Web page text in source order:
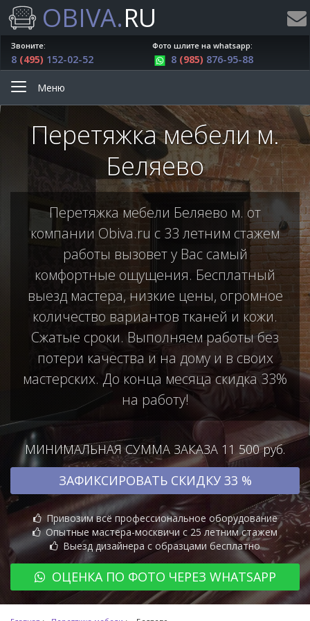
OBIVA.RU
Звоните:
8 (495) 152-02-52
Фото шлите на whatsapp:
8 (985) 876-95-88
Меню
Перетяжка мебели м.
Беляево
Перетяжка мебели Беляево м. от
компании Obiva.ru с 33 летним стажем
работы вызовет у Вас самый
комфортные ощущения. Бесплатный
выезд мастера, низкие цены, огромное
количество вариантов тканей и кожи.
Сжатые сроки. Выполняем работы без
потери качества и на дому и в своих
мастерских. До конца месяца скидка 33%
на работу!
МИНИМАЛЬНАЯ СУММА ЗАКАЗА 11 500 руб.
ЗАФИКСИРОВАТЬ СКИДКУ 33 %
Привозим всё профессиональное оборудование
Опытные мастера-москвичи с 25 летним стажем
Выезд дизайнера с образцами бесплатно
ОЦЕНКА ПО ФОТО ЧЕРЕЗ WHATSAPP